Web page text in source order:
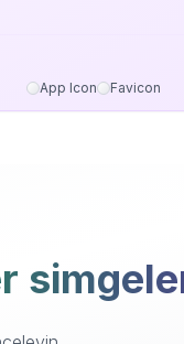
App Icon Favicon